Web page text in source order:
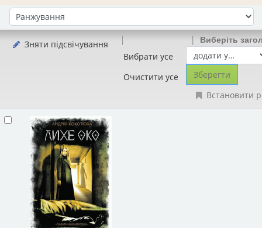
Сортувати за:
Зняти підсвічування
Вибрати усе
Очистити усе
Виберіть
Встановити